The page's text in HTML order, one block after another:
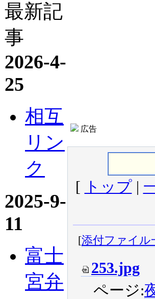
最新記
事
2026-4-
25
相互
リン
ク
2025-9-
11
富士
宮弁
広告
[ トップ|
[添付ファイル
253.jpg
ページ: